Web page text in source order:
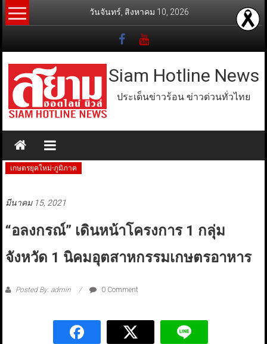
Skip
to
วันจันทร์, สิงหาคม 10, 2026
Siam Hotline News
ประเด็นข่าวร้อน ข่าวด่วนทั่วไทย
เกษตรยุคใหม่-ภูมิภาค
มีนาคม 15, 2021
“อลงกรณ์” เดินหน้าโครงการ 1 กลุ่ม
จังหวัด 1 นิคมอุตสาหกรรมเกษตรอาหาร
Posted By: admin 0 Comment